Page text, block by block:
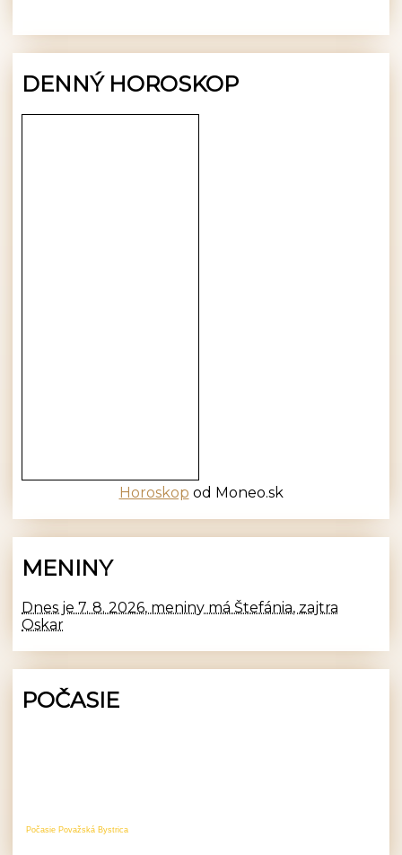
DENNÝ HOROSKOP
Horoskop od Moneo.sk
MENINY
Dnes je 7. 8. 2026, meniny má Štefánia, zajtra
Oskar
POČASIE
Počasie Považská Bystrica